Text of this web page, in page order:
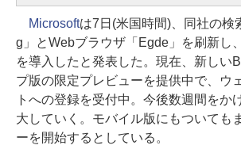
Microsoftは7日(米国時間)、同社の検
g」とWebブラウザ「Egde」を刷新し
を導入したと発表した。現在、新しい
プ版の限定プレビューを提供中で、ウ
トへの登録を受付中。今後数週間をか
大していく。モバイル版にもついても
ーを開始するとしている。